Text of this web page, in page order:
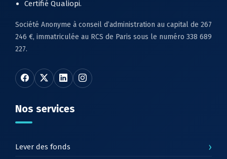
Certifié Qualiopi.
Société Anonyme à conseil d’administration au capital de 267
246 €, immatriculée au RCS de Paris sous le numéro 338 689
227.
Nos services
Lever des fonds ›